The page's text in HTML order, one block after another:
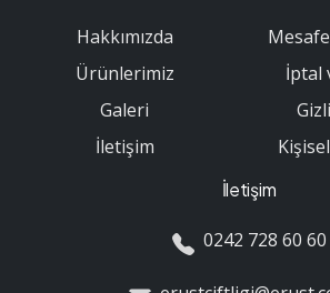
Hakkımızda
Ürünlerimiz
Galeri
İletişim
İptal
İletişim
0242 728 60 60